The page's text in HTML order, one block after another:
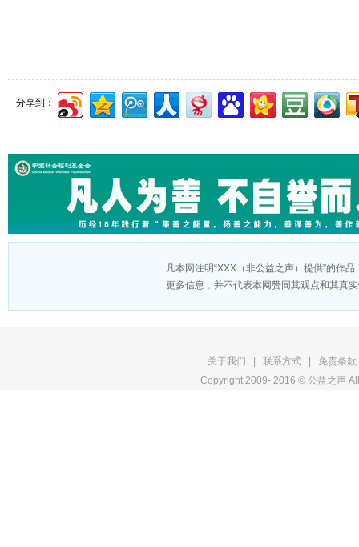
分享到：
凡本网注明“XXX（非公益之声）提供”的作
更多信息，并不代表本网赞同其观点和其真
关于我们 | 联系方式 |
免责条款
Copyright 2009- 2016 © 公益之声